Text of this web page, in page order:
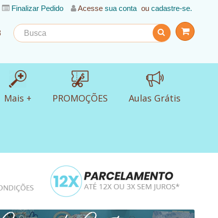
Finalizar Pedido Acesse sua conta ou cadastre-se.
Mais + PROMOÇÕES Aulas Grátis